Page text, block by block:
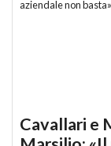
Cavallari e